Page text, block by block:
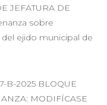
JEFATURA DE
sobre
ejido municipal de
B-2025 BLOQUE
MODIFÍCASE